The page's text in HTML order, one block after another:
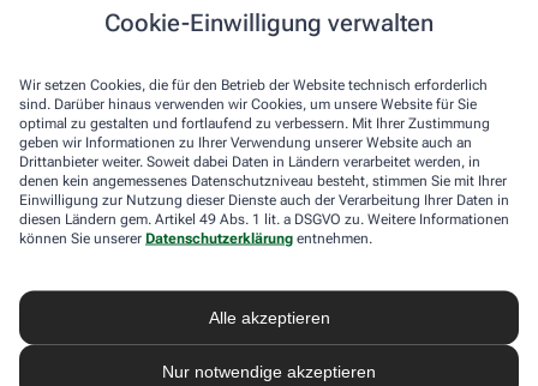
Cookie-Einwilligung verwalten
Wir setzen Cookies, die für den Betrieb der Website technisch erforderlich
sind. Darüber hinaus verwenden wir Cookies, um unsere Website für Sie
optimal zu gestalten und fortlaufend zu verbessern. Mit Ihrer Zustimmung
geben wir Informationen zu Ihrer Verwendung unserer Website auch an
Drittanbieter weiter. Soweit dabei Daten in Ländern verarbeitet werden, in
denen kein angemessenes Datenschutzniveau besteht, stimmen Sie mit Ihrer
Einwilligung zur Nutzung dieser Dienste auch der Verarbeitung Ihrer Daten in
diesen Ländern gem. Artikel 49 Abs. 1 lit. a DSGVO zu. Weitere Informationen
können Sie unserer Datenschutzerklärung entnehmen.
Alle akzeptieren
Nur notwendige akzeptieren
Bar oder mit einer anderen akzeptierten Zahlungsart Ihrer Apotheke vor Ort.
Lieferarten
Abholung in der Apotheke
Botendienstlieferung
apotheke.com Informationen
Newsletter